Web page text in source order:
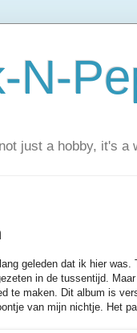
N-
just a hobby, it's a
geleden dat ik hier
in de tussentijd.
te maken. Dit album is
van mijn nichtje. Het